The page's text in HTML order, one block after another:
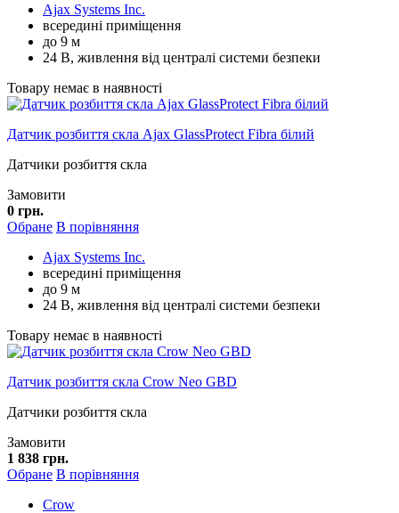
Ajax Systems Inc.
всередині приміщення
до 9 м
24 В, живлення від централі системи безпеки
Товару немає в наявності
Датчик розбиття скла Ajax GlassProtect Fibra білий
Датчики розбиття скла
Замовити
0 грн.
Обране В порівняння
Ajax Systems Inc.
всередині приміщення
до 9 м
24 В, живлення від централі системи безпеки
Товару немає в наявності
Датчик розбиття скла Crow Neo GBD
Датчики розбиття скла
Замовити
1 838 грн.
Обране В порівняння
Crow